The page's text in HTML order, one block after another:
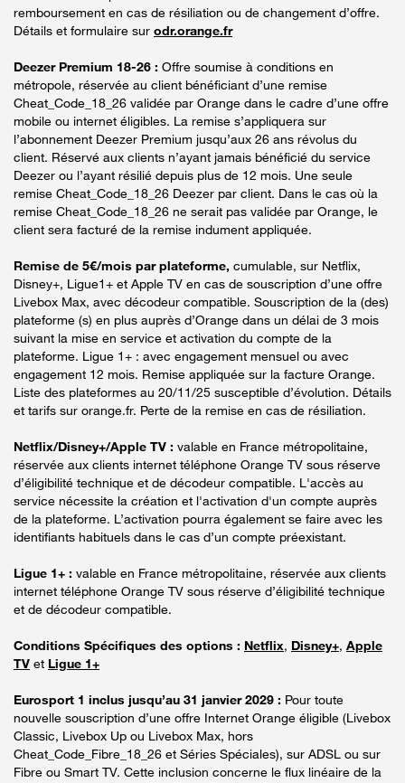
remboursement en cas de résiliation ou de changement d’offre.
Détails et formulaire sur odr.orange.fr
Deezer Premium 18-26 : Offre soumise à conditions en
métropole, réservée au client bénéficiant d’une remise
Cheat_Code_18_26 validée par Orange dans le cadre d’une offre
mobile ou internet éligibles. La remise s’appliquera sur
l’abonnement Deezer Premium jusqu’aux 26 ans révolus du
client. Réservé aux clients n’ayant jamais bénéficié du service
Deezer ou l’ayant résilié depuis plus de 12 mois. Une seule
remise Cheat_Code_18_26 Deezer par client. Dans le cas où la
remise Cheat_Code_18_26 ne serait pas validée par Orange, le
client sera facturé de la remise indument appliquée.
Remise de 5€/mois par plateforme, cumulable, sur Netflix,
Disney+, Ligue1+ et Apple TV en cas de souscription d’une offre
Livebox Max, avec décodeur compatible. Souscription de la (des)
plateforme (s) en plus auprès d’Orange dans un délai de 3 mois
suivant la mise en service et activation du compte de la
plateforme. Ligue 1+ : avec engagement mensuel ou avec
engagement 12 mois. Remise appliquée sur la facture Orange.
Liste des plateformes au 20/11/25 susceptible d’évolution. Détails
et tarifs sur orange.fr. Perte de la remise en cas de résiliation.
Netflix/Disney+/Apple TV : valable en France métropolitaine,
réservée aux clients internet téléphone Orange TV sous réserve
d’éligibilité technique et de décodeur compatible. L'accès au
service nécessite la création et l'activation d'un compte auprès
de la plateforme. L’activation pourra également se faire avec les
identifiants habituels dans le cas d’un compte préexistant.
Ligue 1+ : valable en France métropolitaine, réservée aux clients
internet téléphone Orange TV sous réserve d’éligibilité technique
et de décodeur compatible.
Conditions Spécifiques des options : Netflix, Disney+, Apple
TV et Ligue 1+
Eurosport 1 inclus jusqu’au 31 janvier 2029 : Pour toute
nouvelle souscription d’une offre Internet Orange éligible (Livebox
Classic, Livebox Up ou Livebox Max, hors
Cheat_Code_Fibre_18_26 et Séries Spéciales), sur ADSL ou sur
Fibre ou Smart TV. Cette inclusion concerne le flux linéaire de la